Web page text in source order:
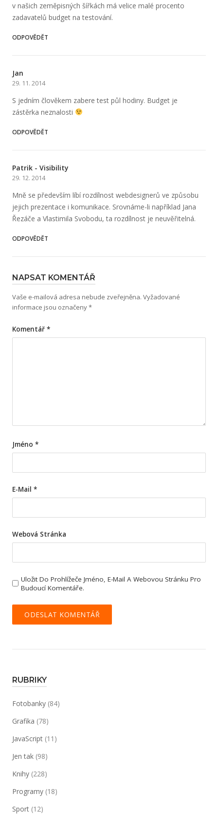
v našich zeměpisných šířkách má velice malé procento
zadavatelů budget na testování.
ODPOVĚDĚT
Jan
29. 11. 2014
S jedním člověkem zabere test půl hodiny. Budget je
zástěrka neznalosti
ODPOVĚDĚT
Patrik - Visibility
29. 12. 2014
Mně se především líbí rozdílnost webdesignerů ve způsobu
jejich prezentace i komunikace. Srovnáme-li například Jana
Řezáče a Vlastimila Svobodu, ta rozdílnost je neuvěřitelná.
ODPOVĚDĚT
NAPSAT KOMENTÁŘ
Vaše e-mailová adresa nebude zveřejněna. Vyžadované
informace jsou označeny*
Komentář *
Jméno *
E-Mail *
Webová Stránka
Uložit Do Prohlížeče Jméno, E-Mail A Webovou Stránku Pro
Budoucí Komentáře.
RUBRIKY
Fotobanky (84)
Grafika (78)
JavaScript (11)
Jen tak (98)
Knihy (228)
Programy (18)
Sport (12)